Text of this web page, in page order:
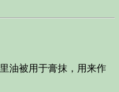
油被用于膏抹，用来作